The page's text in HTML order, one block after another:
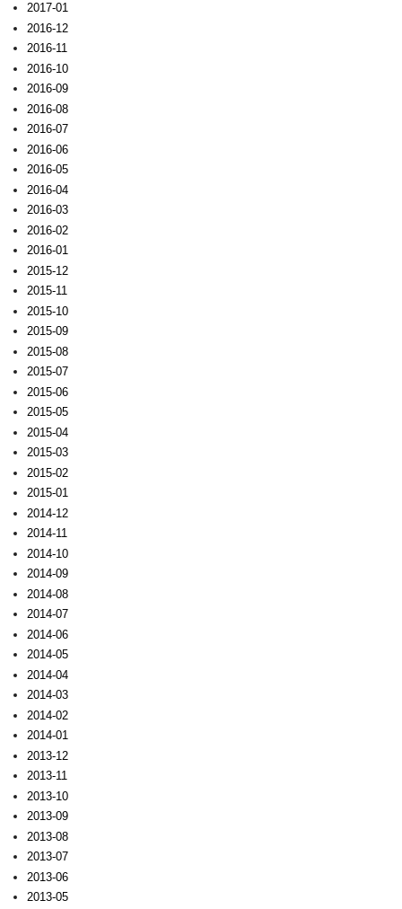
2017-01
2016-12
2016-11
2016-10
2016-09
2016-08
2016-07
2016-06
2016-05
2016-04
2016-03
2016-02
2016-01
2015-12
2015-11
2015-10
2015-09
2015-08
2015-07
2015-06
2015-05
2015-04
2015-03
2015-02
2015-01
2014-12
2014-11
2014-10
2014-09
2014-08
2014-07
2014-06
2014-05
2014-04
2014-03
2014-02
2014-01
2013-12
2013-11
2013-10
2013-09
2013-08
2013-07
2013-06
2013-05